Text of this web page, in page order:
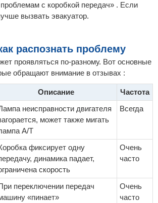
с коробкой передач» . Если
вызвать эвакуатор.
распознать проблему
проявляться по-разному. Вот основные
обращают внимание в отзывах :
Описание
Частота
неисправности двигателя
может также мигать
A/T
Всегда
фиксирует одну
динамика падает,
скорость
Очень
часто
переключении передач
«пинает»
Очень
часто